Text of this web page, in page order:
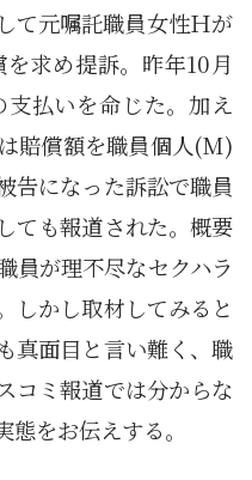
て元嘱託職員女性Ｈが
求め提訴。昨年10月
払いを命じた。加え
賠償額を職員個人(M)
告になった訴訟で職員
ても報道された。概要
員が理不尽なセクハラ
しかし取材してみると
真面目と言い難く、職
コミ報道では分からな
をお伝えする。